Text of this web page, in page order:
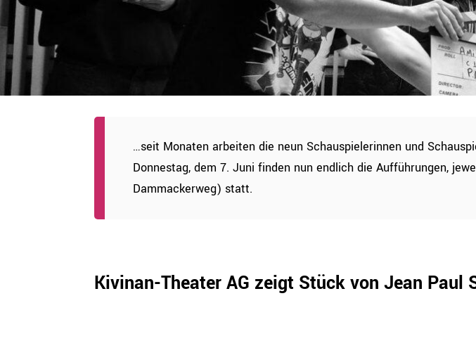
…seit Monaten arbeiten die neun Schauspielerinnen und
Donnestag, dem 7. Juni finden nun endlich die Aufführungen,
Dammackerweg) statt.
Kivinan-Theater AG zeigt Stück von Jean Paul